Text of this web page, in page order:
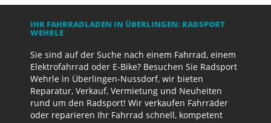
IHR FAHRRADLADEN IN ÜBERLINGEN: RADSPORT
WEHRLE
Sie sind auf der Suche nach einem Fahrrad, einem
Elektrofahrrad oder E-Bike? Besuchen Sie Radsport
Wehrle in Überlingen-Nussdorf, wir bieten
Reparatur, Verkauf, Vermietung und Neuheiten
rund um den Radsport! Wir verkaufen Fahrräder
oder reparieren Ihr Fahrrad schnell, kompetent